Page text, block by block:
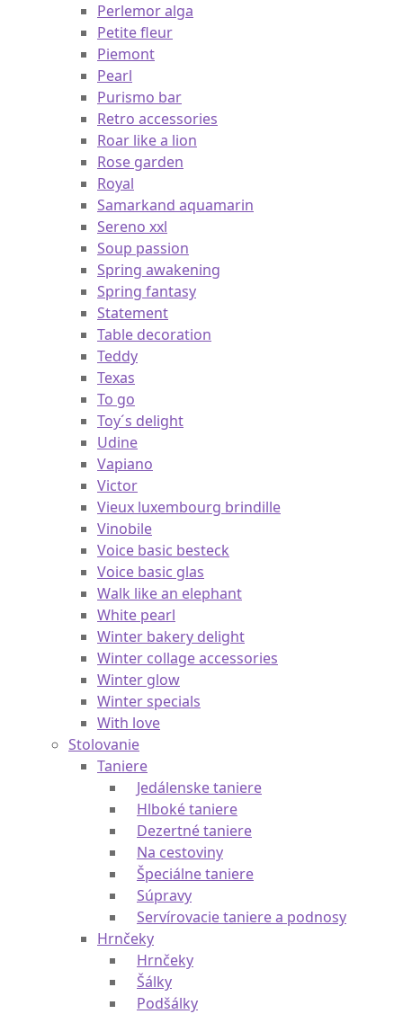
Paper napkins
Pasta passion
Perlemor alga
Petite fleur
Piemont
Pearl
Purismo bar
Retro accessories
Roar like a lion
Rose garden
Royal
Samarkand aquamarin
Sereno xxl
Soup passion
Spring awakening
Spring fantasy
Statement
Table decoration
Teddy
Texas
To go
Toy´s delight
Udine
Vapiano
Victor
Vieux luxembourg brindille
Vinobile
Voice basic besteck
Voice basic glas
Walk like an elephant
White pearl
Winter bakery delight
Winter collage accessories
Winter glow
Winter specials
With love
Stolovanie
Taniere
Jedálenske taniere
Hlboké taniere
Dezertné taniere
Na cestoviny
Špeciálne taniere
Súpravy
Servírovacie taniere a podnosy
Hrnčeky
Hrnčeky